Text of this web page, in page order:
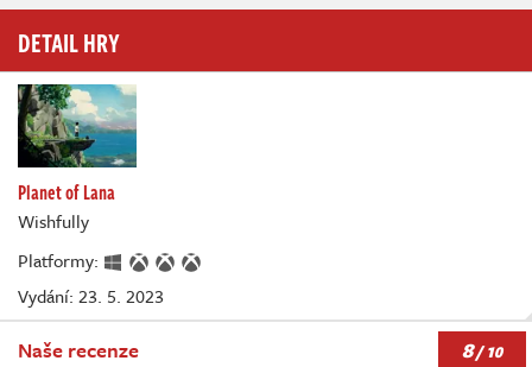
DETAIL HRY
Planet of Lana
Wishfully
Platformy:
Vydání: 23. 5. 2023
Naše recenze 8/ 10